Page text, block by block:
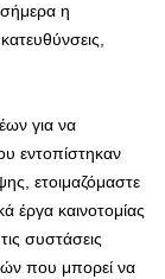
σήμερα η
για να
εντοπίστηκαν
ετοιμαζόμαστε
έργα καινοτομίας
συστάσεις
που μπορεί να